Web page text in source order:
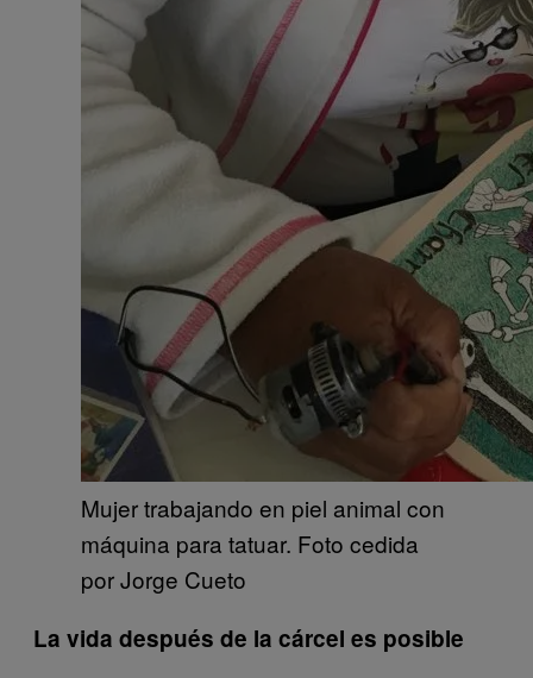
Mujer trabajando en piel animal con
máquina para tatuar. Foto cedida
por Jorge Cueto
La vida después de la cárcel es posible